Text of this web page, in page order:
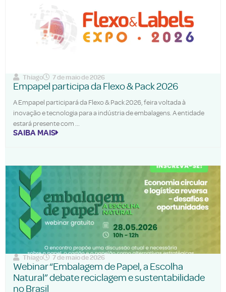
Thiago 7 de maio de 2026
Empapel participa da Flexo & Pack 2026
A Empapel participará da Flexo & Pack 2026, feira voltada à
inovação e tecnologia para a indústria de embalagens. A entidade
estará presente com
SAIBA MAIS
Thiago 7 de maio de 2026
Webinar “Embalagem de Papel, a Escolha
Natural” debate reciclagem e sustentabilidade
no Brasil